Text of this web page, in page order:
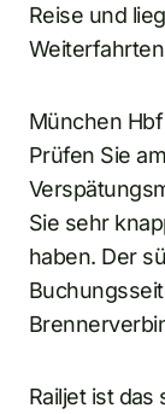
Reise und
München
Prüfen Sie
Sie sehr
haben. Der
Railjet ist